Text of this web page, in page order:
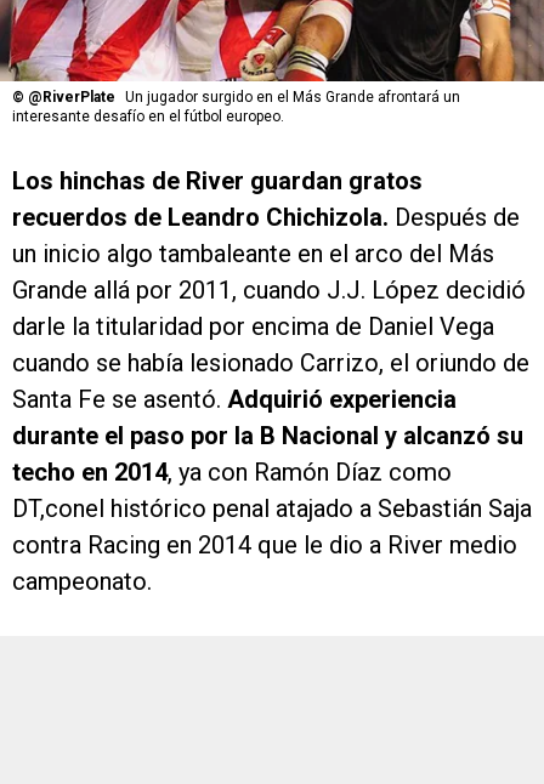
© @RiverPlate
Un jugador surgido en el Más Grande afrontará un
interesante desafío en el fútbol europeo.
Los hinchas de River guardan gratos
recuerdos de Leandro Chichizola. Después de
un inicio algo tambaleante en el arco del Más
Grande allá por 2011, cuando J.J. López decidió
darle la titularidad por encima de Daniel Vega
cuando se había lesionado Carrizo, el oriundo de
Santa Fe se asentó. Adquirió experiencia
durante el paso por la B Nacional y alcanzó su
techo en 2014, ya con Ramón Díaz como
DT,conel histórico penal atajado a Sebastián Saja
contra Racing en 2014 que le dio a River medio
campeonato.